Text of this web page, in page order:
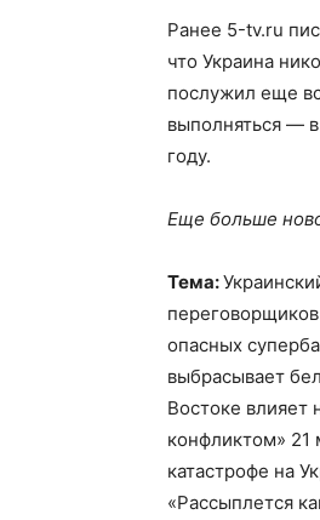
Ранее 5-tv.ru
что Украина
послужил еще
выполняться —
году.
Еще больше
Тема:
опасных
выбрасывает
Востоке влияет
конфликтом» 21
катастрофе на
«Рассыплется